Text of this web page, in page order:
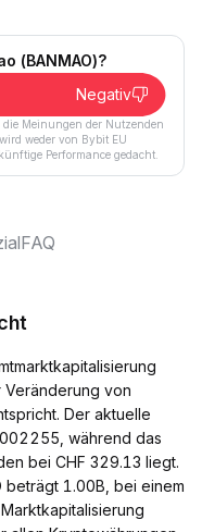
(BANMAO)?
Negativ
Meinungen der Nutzenden
weder von Bybit EU
Performance gedacht.
FAQ
Veränderung von
Der aktuelle
während das
bei CHF 329.13 liegt.
beträgt 1.00B, bei einem